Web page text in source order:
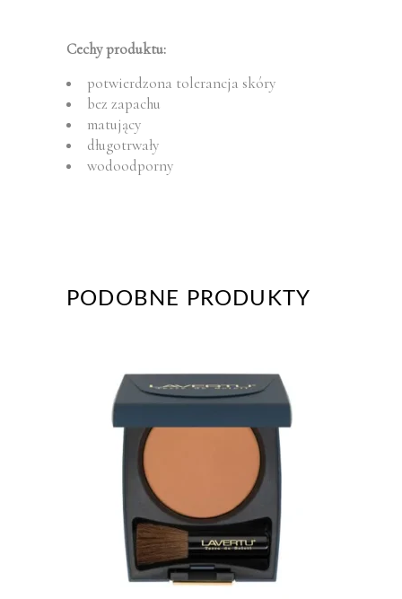
Cechy produktu:
potwierdzona tolerancja skóry
bez zapachu
matujący
długotrwały
wodoodporny
PODOBNE PRODUKTY